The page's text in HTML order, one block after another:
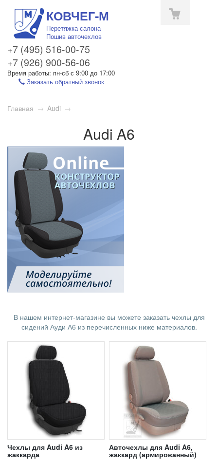
КОВЧЕГ-М
Перетяжка салона
Пошив авточехлов
+7 (495) 516-00-75
+7 (926) 900-56-06
Время работы: пн-сб с 9:00 до 17:00
Заказать обратный звонок
Toggle
Главная → Audi →
Audi A6
В нашем интернет-магазине вы можете заказать чехлы для
сидений Ауди А6 из перечисленных ниже материалов.
1
Чехлы для Audi A6 из
жаккарда
1
Авточехлы для Audi A6,
жаккард (армированный)